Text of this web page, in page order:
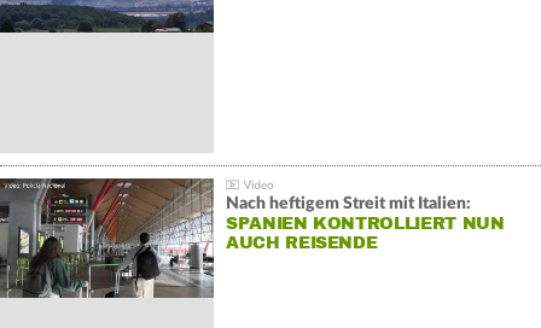
Nach heftigem Streit mit Italien:
SPANIEN KONTROLLIERT NUN
AUCH REISENDE